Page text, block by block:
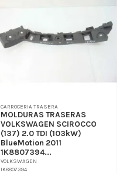
CARROCERIA TRASERA
MOLDURAS TRASERAS
VOLKSWAGEN SCIROCCO
(137) 2.0 TDI (103kW)
BlueMotion 2011
1K8807394...
VOLKSWAGEN
1K8807394